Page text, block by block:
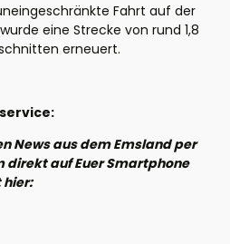
Fahrt auf der
eine Strecke von rund 1,8
erneuert.
News aus dem Emsland per
direkt auf Euer Smartphone
hier: